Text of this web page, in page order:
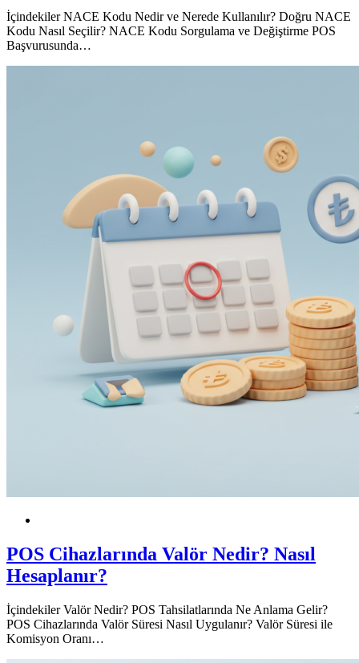
İçindekiler NACE Kodu Nedir ve Nerede Kullanılır? Doğru NACE
Kodu Nasıl Seçilir? NACE Kodu Sorgulama ve Değiştirme POS
Başvurusunda…
POS Cihazlarında Valör Nedir? Nasıl
Hesaplanır?
İçindekiler Valör Nedir? POS Tahsilatlarında Ne Anlama Gelir?
POS Cihazlarında Valör Süresi Nasıl Uygulanır? Valör Süresi ile
Komisyon Oranı…